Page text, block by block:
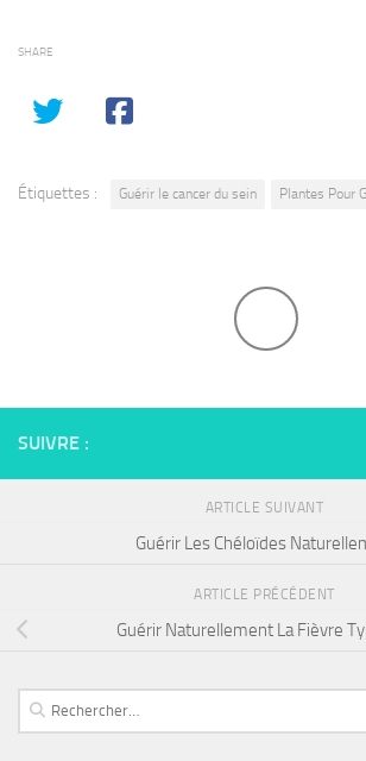
SHARE
Étiquettes : Guérir le cancer du sein Plantes Pour
SUIVRE :
ARTICLE SUIVANT
Guérir Les Chéloïdes
ARTICLE PRÉCÉDENT
Guérir Naturellement La Fièvre
Rechercher :